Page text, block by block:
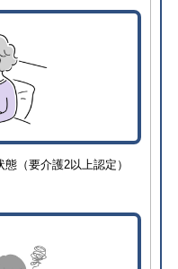
（要介護2以上認定）